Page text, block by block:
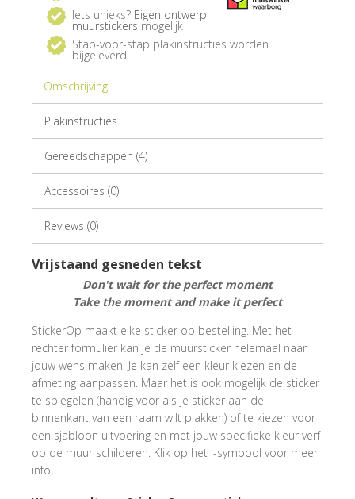
Iets unieks? Eigen ontwerp
muurstickers mogelijk
Stap-voor-stap plakinstructies worden
bijgeleverd
Omschrijving
Plakinstructies
Gereedschappen (4)
Accessoires (0)
Reviews (0)
Vrijstaand gesneden tekst
Don't wait for the perfect moment
Take the moment and make it perfect
StickerOp maakt elke sticker op bestelling. Met het
rechter formulier kan je de muursticker helemaal naar
jouw wens maken. Je kan zelf een kleur kiezen en de
afmeting aanpassen. Maar het is ook mogelijk de sticker
te spiegelen (handig voor als je sticker aan de
binnenkant van een raam wilt plakken) of te kiezen voor
een sjabloon uitvoering en met jouw specifieke kleur verf
op de muur schilderen. Klik op het i-symbool voor meer
info.